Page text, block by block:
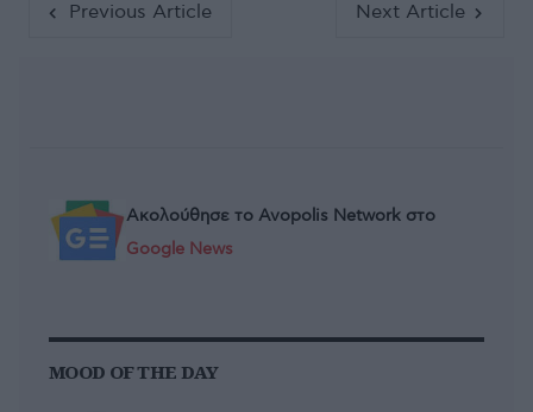
Previous Article Next Article
Ακολούθησε το Avopolis Network στο
Google News
MOOD OF THE DAY